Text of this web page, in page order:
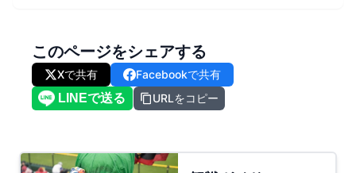
このページをシェアする
Xで共有
Facebookで共有
URLをコピー